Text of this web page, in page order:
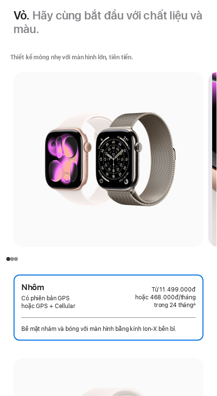
Vỏ. Hãy cùng bắt đầu với chất liệu và
màu.
Thiết kế mỏng nhẹ với màn hình lớn, tiên tiến.
Nhôm
Có phiên bản GPS
hoặc GPS + Cellular
Từ11.499.000đ
hoặc 468.000đ/tháng
trong 24 tháng∆
Bề mặt nhám và bóng với màn hình bằng kính Ion-X bền bỉ.